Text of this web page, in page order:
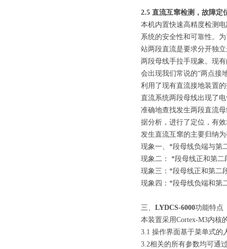
2.5 直流互窜检测，故障定
本机内置快速高精度检测
系统的安全性和可靠性。
站两段直流是要求分开独
两段母线手拉手现象。现
会出现我们常说的“两点接
利用了现有直流接地装置
直流系统两段母线出现了
准确地查找发生两段直流
据分析，进行了定位，有
发生直流互窜的主要归纳
现象一、*段母线负端与第
现象二： *段母线正和第二
现象三：*段母线正和第二
现象四：*段母线负端和第
三、 LYDCS-6000功能特点
本装置采用Cortex-M3内核
3.1 操作界面基于菜单式的
3.2相关的所有参数均可通